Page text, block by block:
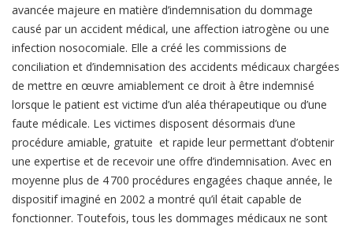
avancée majeure en matière d’indemnisation du dommage
causé par un accident médical, une affection iatrogène ou une
infection nosocomiale. Elle a créé les commissions de
conciliation et d’indemnisation des accidents médicaux chargées
de mettre en œuvre amiablement ce droit à être indemnisé
lorsque le patient est victime d’un aléa thérapeutique ou d’une
faute médicale. Les victimes disposent désormais d’une
procédure amiable, gratuite et rapide leur permettant d’obtenir
une expertise et de recevoir une offre d’indemnisation. Avec en
moyenne plus de 4 700 procédures engagées chaque année, le
dispositif imaginé en 2002 a montré qu’il était capable de
fonctionner. Toutefois, tous les dommages médicaux ne sont